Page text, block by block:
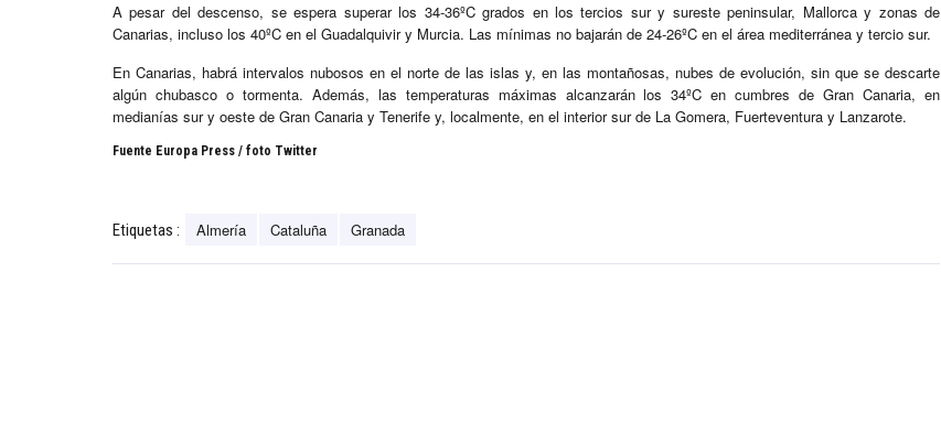
A pesar del descenso, se espera superar los 34-36ºC grados en los tercios sur y sureste peninsular, Mallorca y zonas de
Canarias, incluso los 40ºC en el Guadalquivir y Murcia. Las mínimas no bajarán de 24-26ºC en el área mediterránea y tercio sur.
En Canarias, habrá intervalos nubosos en el norte de las islas y, en las montañosas, nubes de evolución, sin que se descarte
algún chubasco o tormenta. Además, las temperaturas máximas alcanzarán los 34ºC en cumbres de Gran Canaria, en
medianías sur y oeste de Gran Canaria y Tenerife y, localmente, en el interior sur de La Gomera, Fuerteventura y Lanzarote.
Fuente Europa Press / foto Twitter
Etiquetas : Almería Cataluña Granada